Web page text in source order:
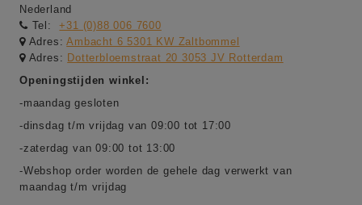
Nederland
Tel:
+31 (0)88 006 7600
Adres:Ambacht 6 5301 KW Zaltbommel
Adres: Dotterbloemstraat 20 3053 JV Rotterdam
Openingstijden winkel:
-maandag gesloten
-dinsdag t/m vrijdag van 09:00 tot 17:00
-zaterdag van 09:00 tot 13:00
-Webshop order worden de gehele dag verwerkt van
maandag t/m vrijdag